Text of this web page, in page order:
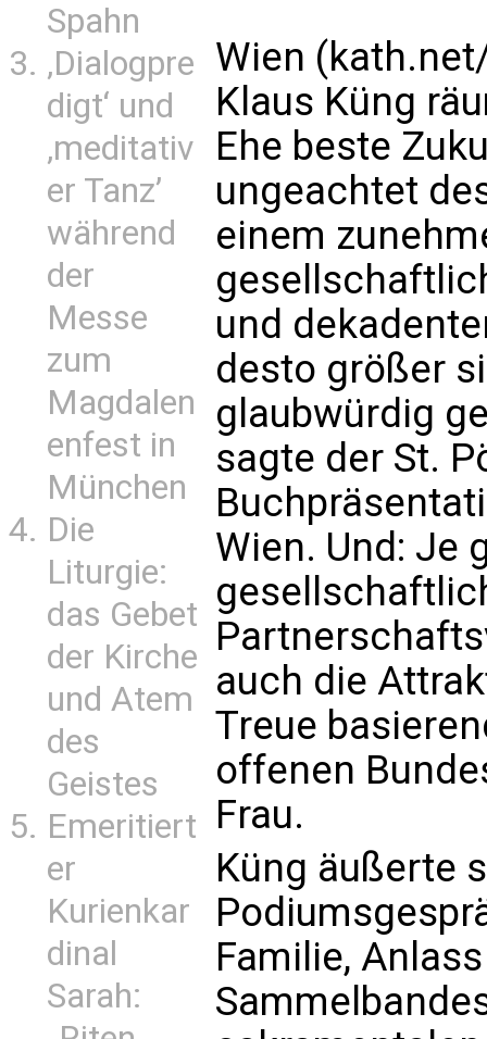
Spahn
‚Dialogpre
digt‘ und
‚meditativ
er Tanz’
während
der
Messe
zum
Magdalen
enfest in
München
Die
Liturgie:
das Gebet
der Kirche
und Atem
des
Geistes
Emeritiert
er
Kurienkar
dinal
Sarah:
Wien
Klaus Küng
Ehe beste
ungeachtet
einem
und
desto größer
glaubwürdig
sagte der St.
Wien. Und: Je
auch die
Treue
offenen
Frau.
Küng äußerte
Familie,